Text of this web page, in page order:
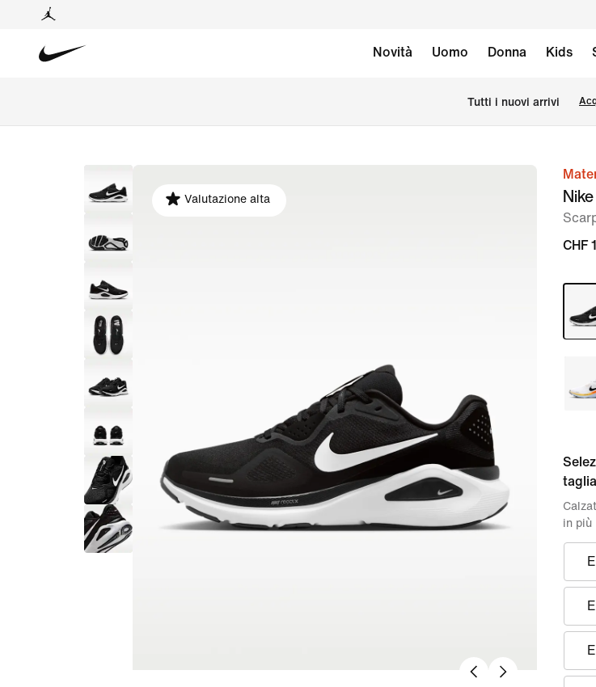
Novità Uomo Donna Kids
Tutti i nuovi arrivi
immagine
Valutazione alta
CHF
in più